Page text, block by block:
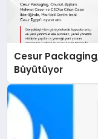
Cesur
Büyütüyor